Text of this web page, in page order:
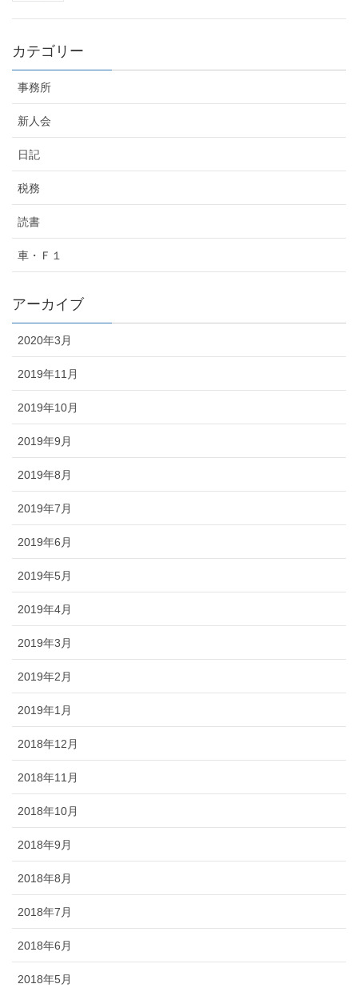
カテゴリー
事務所
新人会
日記
税務
読書
車・Ｆ１
アーカイブ
2020年3月
2019年11月
2019年10月
2019年9月
2019年8月
2019年7月
2019年6月
2019年5月
2019年4月
2019年3月
2019年2月
2019年1月
2018年12月
2018年11月
2018年10月
2018年9月
2018年8月
2018年7月
2018年6月
2018年5月